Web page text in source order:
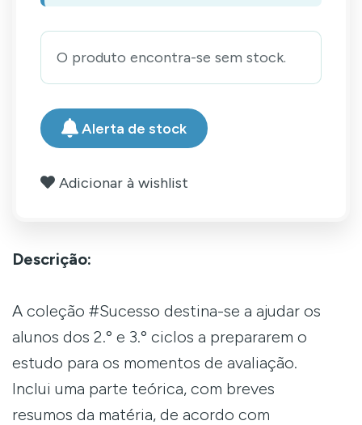
O produto encontra-se sem stock.
Alerta de stock
Adicionar à wishlist
Descrição:
A coleção #Sucesso destina-se a ajudar os
alunos dos 2.º e 3.º ciclos a prepararem o
estudo para os momentos de avaliação.
Inclui uma parte teórica, com breves
resumos da matéria, de acordo com